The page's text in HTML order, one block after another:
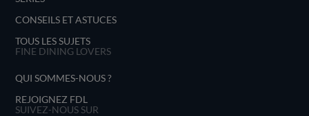
CONSEILS ET ASTUCES
TOUS LES SUJETS
FINE DINING LOVERS
QUI SOMMES-NOUS ?
REJOIGNEZ FDL
SUIVEZ-NOUS SUR